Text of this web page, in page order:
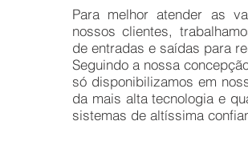
Para melhor atender as
nossos clientes,
de entradas e saídas para
Seguindo a nossa
só disponibilizamos em
da mais alta tecnologia e
sistemas de altíssima